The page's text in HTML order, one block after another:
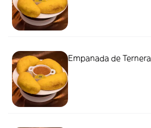
Empanada de Ternera